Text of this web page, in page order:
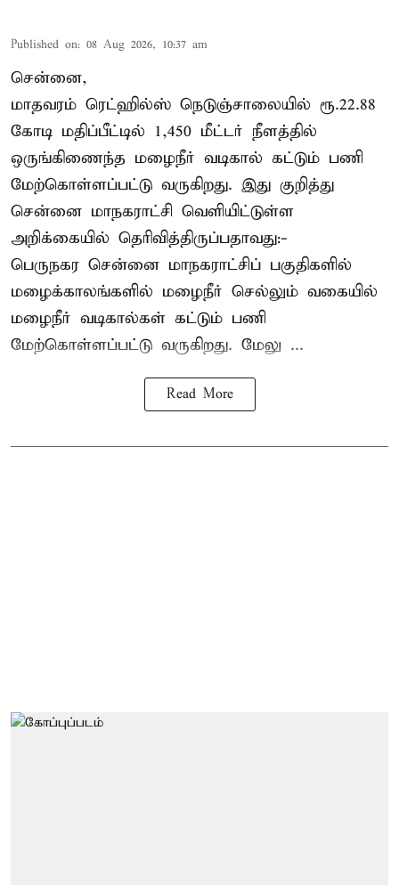
Published on: 08 Aug 2026, 10:37 am
சென்னை,
மாதவரம் ரெட்ஹில்ஸ் நெடுஞ்சாலையில் ரூ.22.88
கோடி மதிப்பீட்டில் 1,450 மீட்டர் நீளத்தில்
ஒருங்கிணைந்த மழைநீர் வடிகால் கட்டும் பணி
மேற்கொள்ளப்பட்டு வருகிறது. இது குறித்து
சென்னை மாநகராட்சி வெளியிட்டுள்ள
அறிக்கையில் தெரிவித்திருப்பதாவது:-
பெருநகர சென்னை மாநகராட்சிப் பகுதிகளில்
மழைக்காலங்களில் மழைநீர் செல்லும் வகையில்
மழைநீர் வடிகால்கள் கட்டும் பணி
மேற்கொள்ளப்பட்டு வருகிறது. மேலு ...
Read More